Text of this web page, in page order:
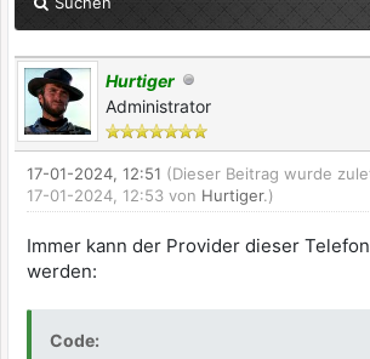
Hurtiger
Administrator
17-01-2024, 12:51 (Dieser Beitrag wurde
17-01-2024, 12:53 von Hurtiger.)
Immer kann der Provider dieser
werden:
Code: